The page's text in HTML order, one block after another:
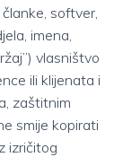
softver,
imena,
vlasništvo
ili klijenata i
zaštitnim
smije kopirati
izričitog